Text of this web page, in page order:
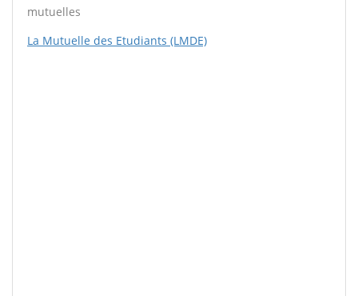
mutuelles
La Mutuelle des Etudiants (LMDE)